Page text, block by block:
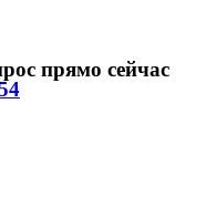
прямо сейчас